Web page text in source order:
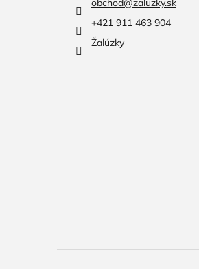
obchod@zaluzky.sk
+421 911 463 904
Žalúzky